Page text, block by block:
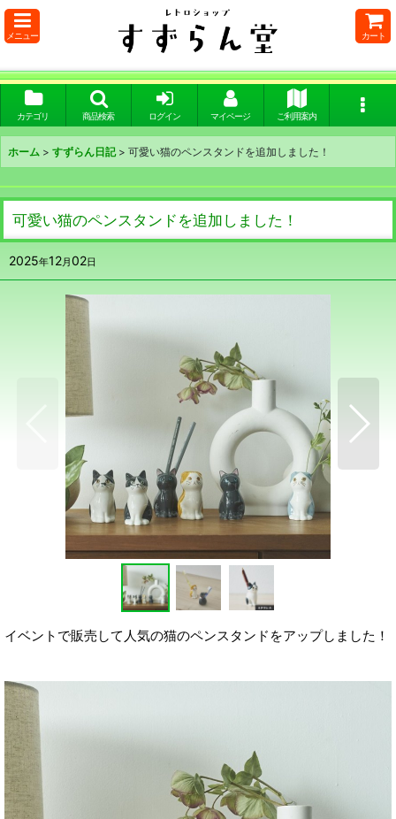
メニュー カート
カテゴリ 商品検索 ログイン マイページ ご利用案内
ホーム > すずらん日記 > 可愛い猫のペンスタンドを追加しました！
可愛い猫のペンスタンドを追加しました！
2025年12月02日
イベントで販売して人気の猫のペンスタンドをアップしました！